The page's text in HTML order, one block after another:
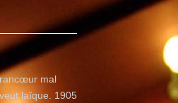
mal
laïque. 1905